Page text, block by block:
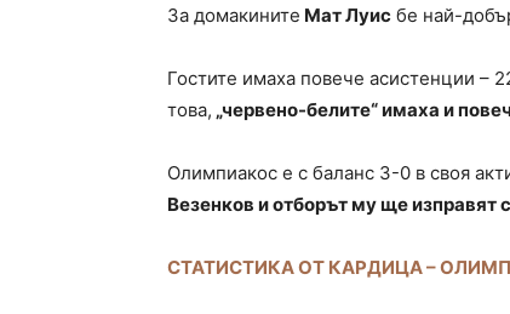
За домакините Мат Луис бе най-
Гостите имаха повече асистенции –
това, „червено-белите“ имаха и
Олимпиакос е с баланс 3-0 в своя
Везенков и отборът му ще изправят
СТАТИСТИКА ОТ КАРДИЦА –